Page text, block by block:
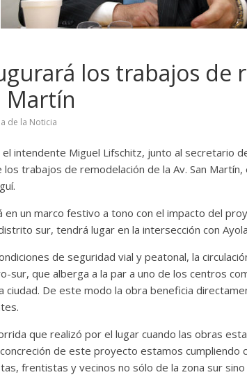
los trabajos de
Martín
de la Noticia
el intendente Miguel Lifschitz, junto al secretario
los trabajos de remodelación de la Av. San
en un marco festivo a tono con el impacto del
sur, tendrá lugar en la intersección con
de seguridad vial y peatonal, la
que alberga a la par a uno de los centros
ciudad. De este modo la obra beneficia
que realizó por el lugar cuando las obras
de este proyecto estamos cumpliendo
frentistas y vecinos no sólo de la zona sur sino